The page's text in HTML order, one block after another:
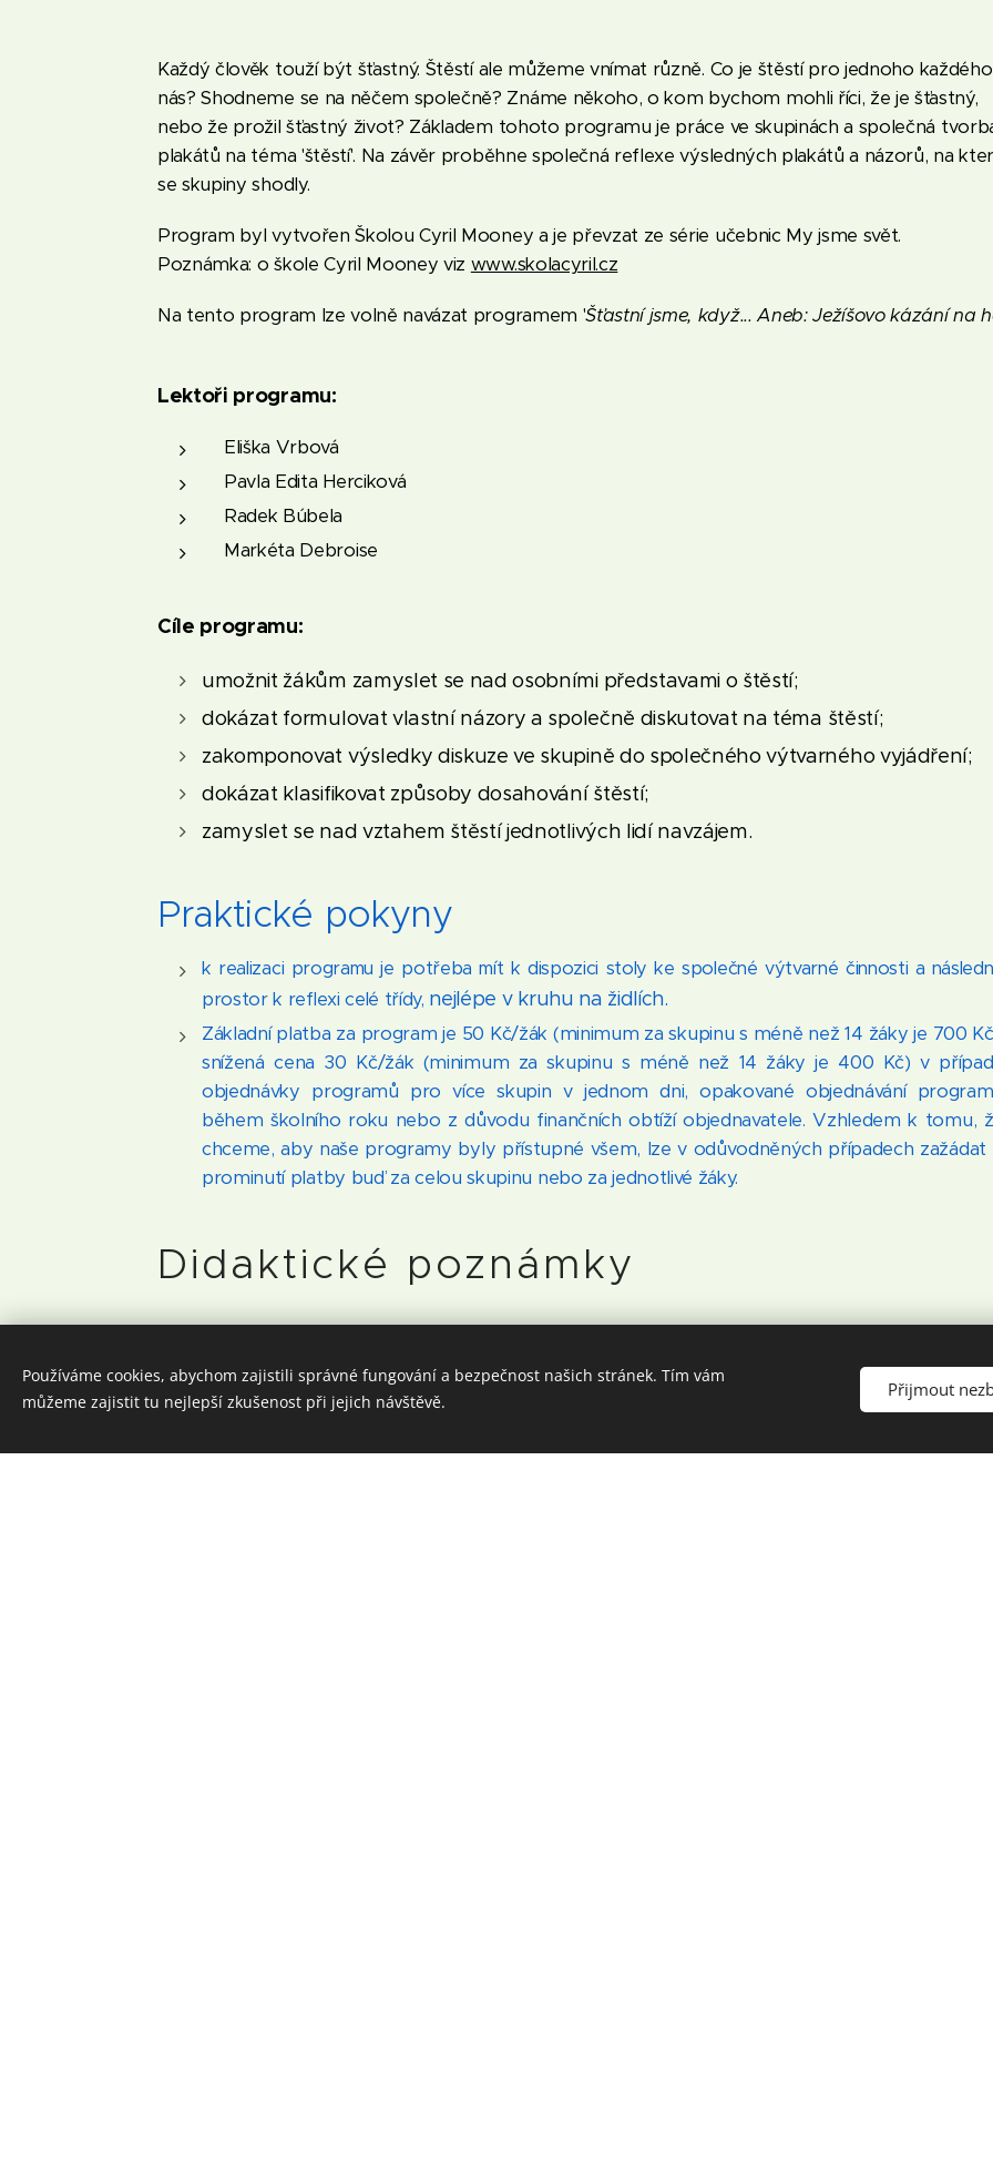
Každý člověk touží být šťastný. Štěstí ale můžeme vnímat různě. Co je štěstí pro jednoho
nás? Shodneme se na něčem společně? Známe někoho, o kom bychom mohli říci, že je šťastný,
nebo že prožil šťastný život? Základem tohoto programu je práce ve skupinách a společná
plakátů na téma 'štěstí'. Na závěr proběhne společná reflexe výsledných plakátů a názorů, na
se skupiny shodly.
Program byl vytvořen Školou Cyril Mooney a je převzat ze série učebnic My jsme svět.
Poznámka: o škole Cyril Mooney viz www.skolacyril.cz
Na tento program lze volně navázat programem 'Šťastní jsme, když... Aneb: Ježíšovo kázání na
Lektoři programu:
Eliška Vrbová
Pavla Edita Herciková
Radek Búbela
Markéta Debroise
Cíle programu:
umožnit žákům zamyslet se nad osobními představami o štěstí;
dokázat formulovat vlastní názory a společně diskutovat na téma štěstí;
zakomponovat výsledky diskuze ve skupině do společného výtvarného vyjádření;
dokázat klasifikovat způsoby dosahování štěstí;
zamyslet se nad vztahem štěstí jednotlivých lidí navzájem.
Praktické pokyny
k realizaci programu je potřeba mít k dispozici stoly ke společné výtvarné činnosti a
prostor k reflexi celé třídy, nejlépe v kruhu na židlích.
Základní platba za program je 50 Kč/žák (minimum za skupinu s méně než 14 žáky je 700
snížená cena 30 Kč/žák (minimum za skupinu s méně než 14 žáky je 400 Kč) v
objednávky programů pro více skupin v jednom dni, opakované objednávání
během školního roku nebo z důvodu finančních obtíží objednavatele. Vzhledem k tomu,
chceme, aby naše programy byly přístupné všem, lze v odůvodněných případech zažádat
prominutí platby buď za celou skupinu nebo za jednotlivé žáky.
Didaktické poznámky
2. stupeň ZŠ:
Používáme cookies, abychom zajistili správné fungování a bezpečnost našich stránek. Tím vám
můžeme zajistit tu nejlepší zkušenost při jejich návštěvě.
Přijmout